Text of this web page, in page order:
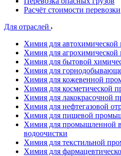
Расчёт стоимости перевозки
Для отраслей
Химия для
Химия для
Химия для бытовой
Химия для
Химия для кожевенной
Химия для косметической
Химия для лакокрасочной
Химия для нефтегазовой
Химия для пищевой
Химия для промышленной
водоочистки
Химия для текстильной
Химия для